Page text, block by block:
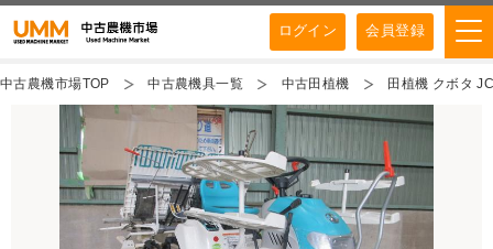
ログイン 会員登録
中古農機市場TOP 中古農機具一覧 中古田植機 田植機 クボタ